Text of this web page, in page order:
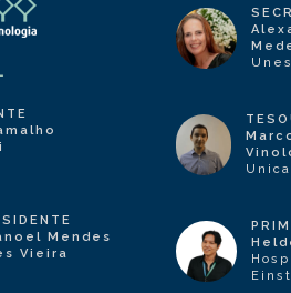
Mendes
Vieira